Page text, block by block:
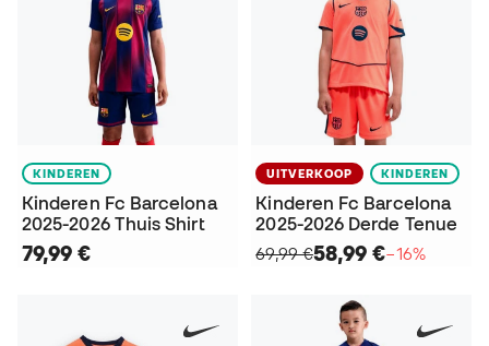
KINDEREN
Kinderen Fc Barcelona
2025-2026 Thuis Shirt
79,99 €
UITVERKOOP KINDEREN
Kinderen Fc Barcelona
2025-2026 Derde Tenue
69,99 €58,99 €−16%